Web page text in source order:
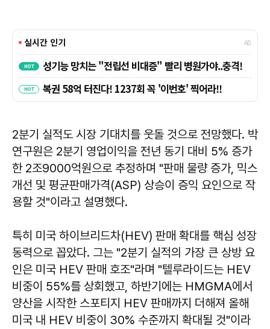
2분기 실적도 시장 기대치를 웃돌 것으로 전망했다. 박
연구원은 2분기 영업이익을 전년 동기 대비 5% 증가
한 2조9000억원으로 추정하며 "판매 물량 증가, 믹스
개선 및 평균판매가격(ASP) 상승이 증익 요인으로 작
용할 것"이라고 설명했다.
특히 미국 하이브리드차(HEV) 판매 확대를 핵심 성장
동력으로 꼽았다. 그는 "2분기 실적의 가장 큰 상방 요
인은 미국 HEV 판매 호조"라며 "텔루라이드는 HEV
비중이 55%를 상회했고, 하반기에는 HMGMA에서
양산을 시작한 스포티지 HEV 판매까지 더해져 올해
미국 내 HEV 비중이 30% 수준까지 확대될 것"이라